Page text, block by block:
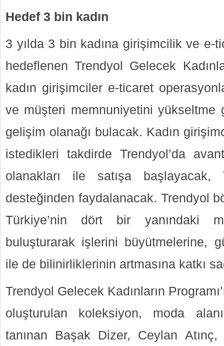
Hedef 3 bin kadın
3 yılda 3 bin kadına girişimcilik ve e-
hedeflenen Trendyol Gelecek
kadın girişimciler e-ticaret
ve müşteri memnuniyetini yükseltme
gelişim olanağı bulacak. Kadın
istedikleri takdirde Trendyol’da
olanakları ile satışa başlayacak,
desteğinden faydalanacak. Trendyol
Türkiye’nin dört bir yanındaki
buluşturarak işlerini büyütmelerine,
ile de bilinirliklerinin artmasına katkı
Trendyol Gelecek Kadınların
oluşturulan koleksiyon, moda
tanınan Başak Dizer, Ceylan